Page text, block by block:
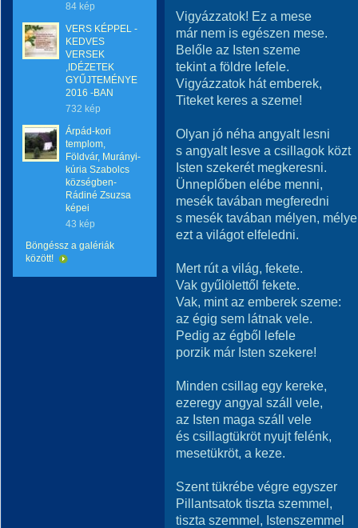
84 kép
VERS KÉPPEL -
KEDVES
VERSEK
,IDÉZETEK
GYŰJTEMÉNYE
2016 -BAN
732 kép
Árpád-kori
templom,
Földvár, Murányi-
kúria Szabolcs
községben-
Rádiné Zsuzsa
képei
43 kép
Böngéssz a galériák
között!
Vigyázzatok! Ez a mese
már nem is egészen mese.
Belőle az Isten szeme
tekint a földre lefele.
Vigyázzatok hát emberek,
Titeket keres a szeme!
Olyan jó néha angyalt lesni
s angyalt lesve a csillagok közt
Isten szekerét megkeresni.
Ünneplőben elébe menni,
mesék tavában megferedni
s mesék tavában mélyen,
ezt a világot elfeledni.
Mert rút a világ, fekete.
Vak gyűlölettől fekete.
Vak, mint az emberek szeme:
az égig sem látnak vele.
Pedig az égből lefele
porzik már Isten szekere!
Minden csillag egy kereke,
ezeregy angyal száll vele,
az Isten maga száll vele
és csillagtükröt nyujt felénk,
mesetükröt, a keze.
Szent tükrébe végre egyszer
Pillantsatok tiszta szemmel,
tiszta szemmel, Istenszemmel